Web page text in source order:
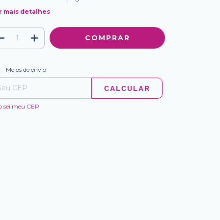
mais detalhes
para o CEP:
Meios de envio
CALCULAR
sei meu CEP